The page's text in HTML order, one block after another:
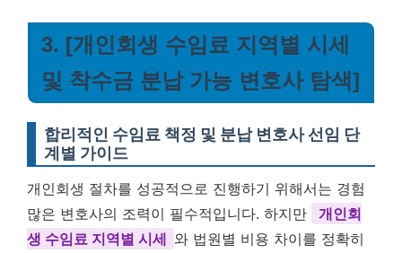
3. [개인회생 수임료 지역별 시세
및 착수금 분납 가능 변호사 탐색]
합리적인 수임료 책정 및 분납 변호사 선임 단
계별 가이드
개인회생 절차를 성공적으로 진행하기 위해서는 경험
많은 변호사의 조력이 필수적입니다. 하지만
개인회
생 수임료 지역별 시세 와 법원별 비용 차이를 정확히